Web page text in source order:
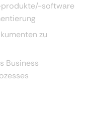
software
zu
Business